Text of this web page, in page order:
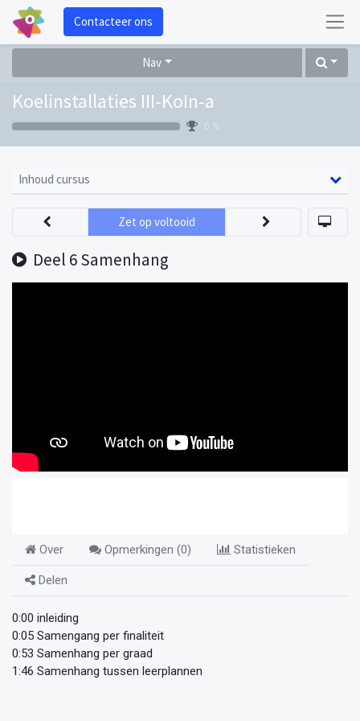
Contacteer ons
Nav
Koelinstallaties III-KoIn-a
0 %
Inhoud cursus
Deel 6 Samenhang
Zet op voltooid
Over Opmerkingen (0) Statistieken
Delen
0:00 inleiding
0:05 Samengang per finaliteit
0:53 Samenhang per graad
1:46 Samenhang tussen leerplannen